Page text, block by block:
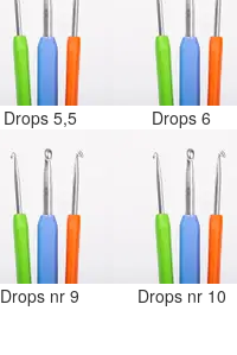
Drops 5,5 Drops 6
Drops nr 9 Drops nr 10